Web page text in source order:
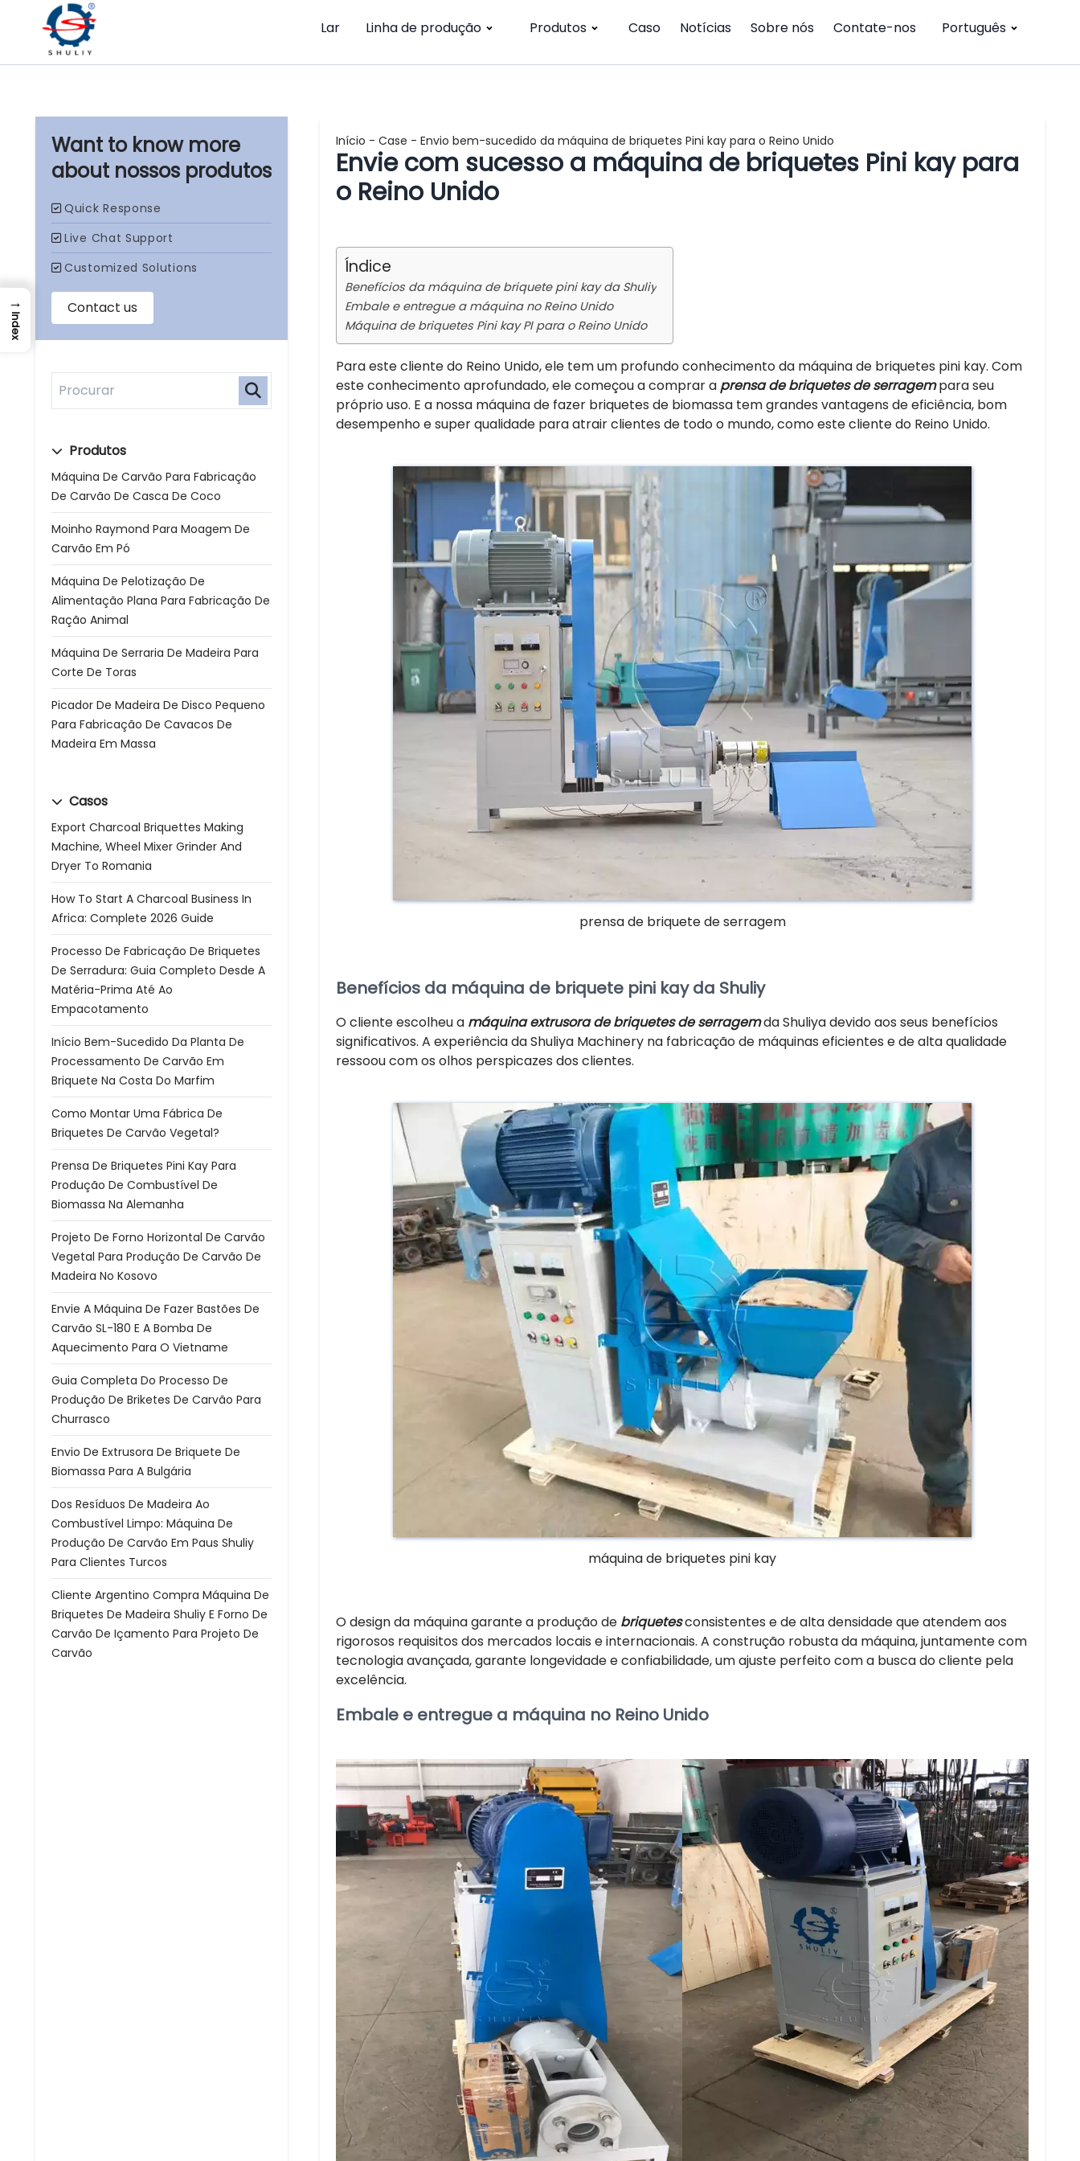
Lar Linha de produção Produtos Caso Notícias Sobre nós Contate-nos Português
nossos produtos
Produtos
Máquina De Carvão Para Fabricação
De Carvão De Casca De Coco
Moinho Raymond Para Moagem De
Carvão Em Pó
Máquina De Pelotização De
Alimentação Plana Para Fabricação De
Ração Animal
Máquina De Serraria De Madeira Para
Corte De Toras
Picador De Madeira De Disco Pequeno
Para Fabricação De Cavacos De
Madeira Em Massa
Casos
Export Charcoal Briquettes Making
Machine, Wheel Mixer Grinder And
Dryer To Romania
How To Start A Charcoal Business In
Africa: Complete 2026 Guide
Processo De Fabricação De Briquetes
De Serradura: Guia Completo Desde A
Matéria-Prima Até Ao
Empacotamento
Início Bem-Sucedido Da Planta De
Processamento De Carvão Em
Briquete Na Costa Do Marfim
Como Montar Uma Fábrica De
Briquetes De Carvão Vegetal?
Prensa De Briquetes Pini Kay Para
Produção De Combustível De
Biomassa Na Alemanha
Projeto De Forno Horizontal De Carvão
Vegetal Para Produção De Carvão De
Madeira No Kosovo
Envie A Máquina De Fazer Bastões De
Carvão SL-180 E A Bomba De
Aquecimento Para O Vietname
Guia Completa Do Processo De
Produção De Briketes De Carvão Para
Churrasco
Envio De Extrusora De Briquete De
Biomassa Para A Bulgária
Dos Resíduos De Madeira Ao
Combustível Limpo: Máquina De
Produção De Carvão Em Paus Shuliy
Para Clientes Turcos
Cliente Argentino Compra Máquina De
Briquetes De Madeira Shuliy E Forno De
Carvão De Içamento Para Projeto De
Carvão
Início - Case - Envio bem-sucedido da máquina de briquetes Pini kay para o Reino Unido
Envie com sucesso a máquina de briquetes Pini kay para
o Reino Unido
Índice
Benefícios da máquina de briquete pini kay da Shuliy
Embale e entregue a máquina no Reino Unido
Máquina de briquetes Pini kay PI para o Reino Unido
Para este cliente do Reino Unido, ele tem um profundo conhecimento da máquina de briquetes pini kay. Com
este conhecimento aprofundado, ele começou a comprar a prensa de briquetes de serragempara seu
próprio uso. E a nossa máquina de fazer briquetes de biomassa tem grandes vantagens de eficiência, bom
desempenho e super qualidade para atrair clientes de todo o mundo, como este cliente do Reino Unido.
prensa de briquete de serragem
Benefícios da máquina de briquete pini kay da Shuliy
O cliente escolheu a máquina extrusora de briquetes de serragemda Shuliya devido aos seus benefícios
significativos. A experiência da Shuliya Machinery na fabricação de máquinas eficientes e de alta qualidade
ressoou com os olhos perspicazes dos clientes.
máquina de briquetes pini kay
O design da máquina garante a produção de briquetesconsistentes e de alta densidade que atendem aos
rigorosos requisitos dos mercados locais e internacionais. A construção robusta da máquina, juntamente com
tecnologia avançada, garante longevidade e confiabilidade, um ajuste perfeito com a busca do cliente pela
excelência.
Embale e entregue a máquina no Reino Unido
→
Index